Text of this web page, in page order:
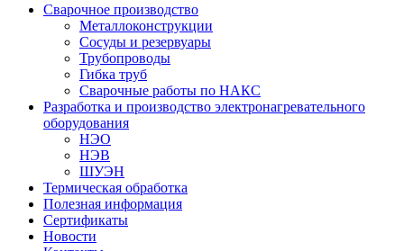
Сварочное производство
Металлоконструкции
Сосуды и резервуары
Трубопроводы
Гибка труб
Сварочные работы по НАКС
Разработка и производство электронагревательного
оборудования
НЭО
НЭВ
ШУЭН
Термическая обработка
Полезная информация
Сертификаты
Новости